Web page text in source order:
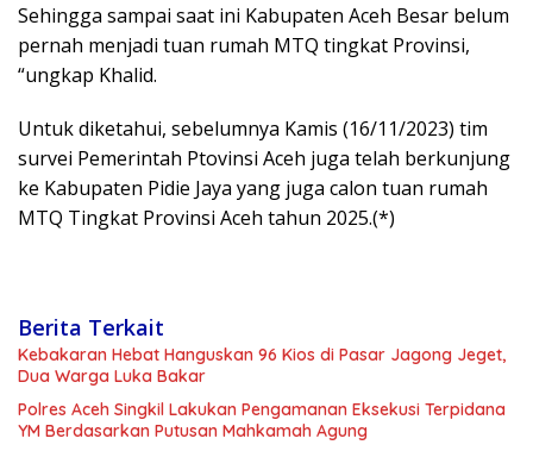
Sehingga sampai saat ini Kabupaten Aceh Besar belum
pernah menjadi tuan rumah MTQ tingkat Provinsi,
“ungkap Khalid.
Untuk diketahui, sebelumnya Kamis (16/11/2023) tim
survei Pemerintah Ptovinsi Aceh juga telah berkunjung
ke Kabupaten Pidie Jaya yang juga calon tuan rumah
MTQ Tingkat Provinsi Aceh tahun 2025.(*)
Berita Terkait
Kebakaran Hebat Hanguskan 96 Kios di Pasar Jagong Jeget,
Dua Warga Luka Bakar
Polres Aceh Singkil Lakukan Pengamanan Eksekusi Terpidana
YM Berdasarkan Putusan Mahkamah Agung